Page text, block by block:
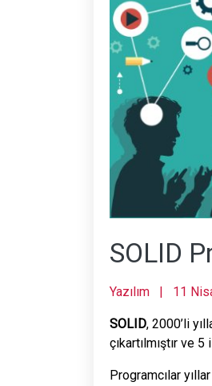
SOLID
Yazılım 11
SOLID, 2000’li
çıkartılmıştır ve
Programcılar